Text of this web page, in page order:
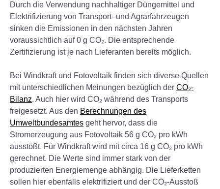
Durch die Verwendung nachhaltiger Düngemittel und
Elektrifizierung von Transport- und Agrarfahrzeugen
sinken die Emissionen in den nächsten Jahren
voraussichtlich auf 0 g CO₂. Die entsprechende
Zertifizierung ist je nach Lieferanten bereits möglich.
Bei Windkraft und Fotovoltaik finden sich diverse Quellen
mit unterschiedlichen Meinungen bezüglich der CO₂-
Bilanz. Auch hier wird CO₂ während des Transports
freigesetzt. Aus den Berechnungen des
Umweltbundesamtes geht hervor, dass die
Stromerzeugung aus Fotovoltaik 56 g CO₂ pro kWh
ausstößt. Für Windkraft wird mit circa 16 g CO₂ pro kWh
gerechnet. Die Werte sind immer stark von der
produzierten Energiemenge abhängig. Die Lieferketten
sollen hier ebenfalls elektrifiziert und der CO₂-Ausstoß